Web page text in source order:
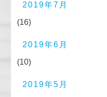
2019年7月
(16)
2019年6月
(10)
2019年5月